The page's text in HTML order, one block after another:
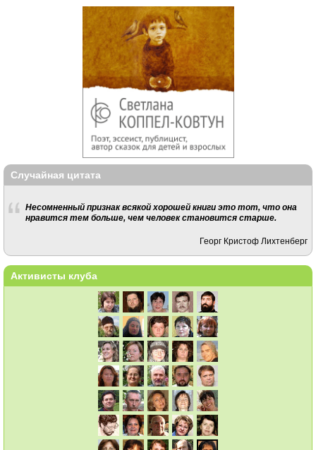
Случайная цитата
Несомненный признак всякой хорошей книги это тот, что она
нравится тем больше, чем человек становится старше.
Георг Кристоф Лихтенберг
Активисты клуба